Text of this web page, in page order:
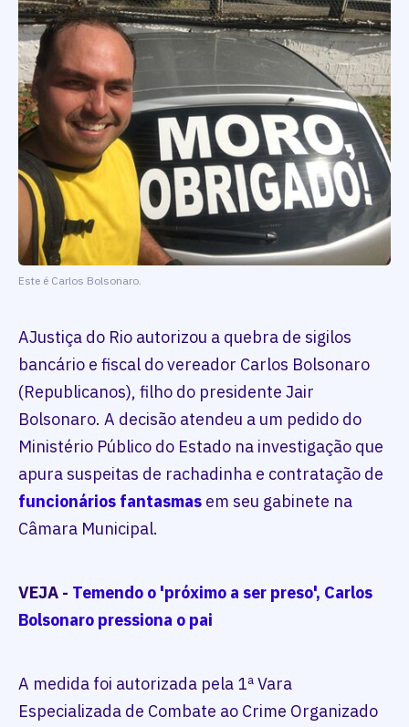
Este é Carlos Bolsonaro.
AJustiça do Rio autorizou a quebra de sigilos
bancário e fiscal do vereador Carlos Bolsonaro
(Republicanos), filho do presidente Jair
Bolsonaro. A decisão atendeu a um pedido do
Ministério Público do Estado na investigação que
apura suspeitas de rachadinha e contratação de
funcionários fantasmas em seu gabinete na
Câmara Municipal.
VEJA - Temendo o 'próximo a ser preso', Carlos
Bolsonaro pressiona o pai
A medida foi autorizada pela 1ª Vara
Especializada de Combate ao Crime Organizado